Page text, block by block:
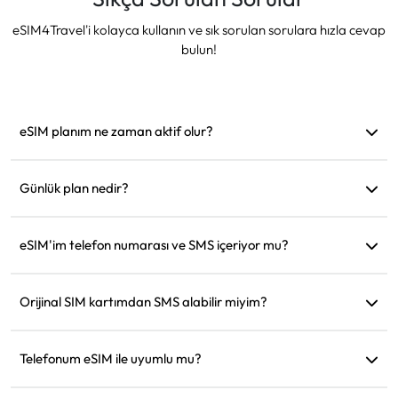
eSIM4Travel'i kolayca kullanın ve sık sorulan sorulara hızla cevap
bulun!
eSIM planım ne zaman aktif olur?
Hareket etmeden önce yüklemenizi öneririz.
Günlük plan nedir?
kadar geçerli olur. Günlük veri miktarını tükettiğinizde hız
eSIM'im telefon numarası ve SMS içeriyor mu?
uygulamaları iletişim için kullanabilirsiniz.
Orijinal SIM kartımdan SMS alabilir miyim?
almak için eSIM ve orijinal SIM kartınızı aynı anda
Telefonum eSIM ile uyumlu mu?